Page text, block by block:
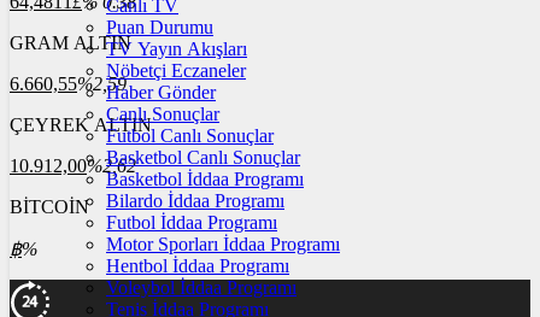
GRAM ALTIN
6.660,55%2,59
ÇEYREK ALTIN
10.912,00%2,62
BİTCOİN
฿%
Canlı TV
Puan Durumu
TV Yayın Akışları
Nöbetçi Eczaneler
Haber Gönder
Canlı Sonuçlar
Futbol Canlı Sonuçlar
Basketbol Canlı Sonuçlar
Basketbol İddaa Programı
Bilardo İddaa Programı
Futbol İddaa Programı
Motor Sporları İddaa Programı
Hentbol İddaa Programı
Voleybol İddaa Programı
Tenis İddaa Programı